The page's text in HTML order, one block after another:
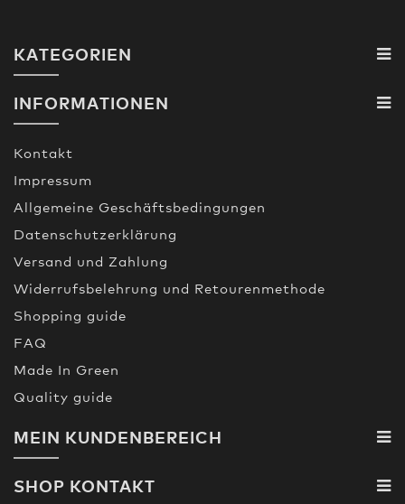
KATEGORIEN
INFORMATIONEN
Kontakt
Impressum
Allgemeine Geschäftsbedingungen
Datenschutzerklärung
Versand und Zahlung
Widerrufsbelehrung und Retourenmethode
Shopping guide
FAQ
Made In Green
Quality guide
MEIN KUNDENBEREICH
SHOP KONTAKT